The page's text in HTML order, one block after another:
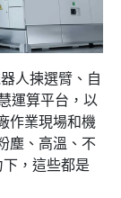
人揀選臂、自
運算平台，以
作業現場和機
塵、高溫、不
，這些都是